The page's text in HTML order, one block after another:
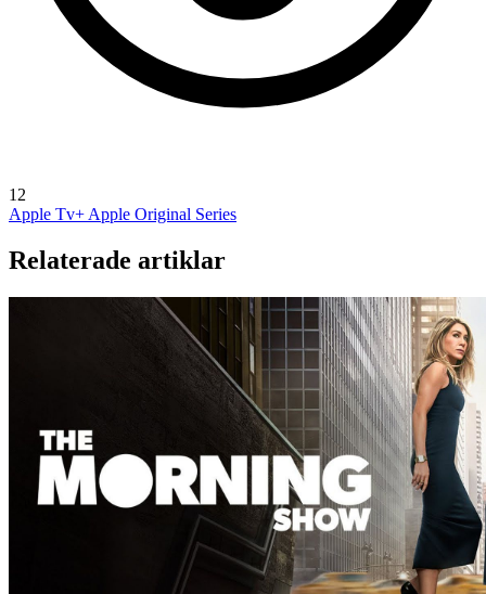
12
Apple Tv+ Apple Original Series
Relaterade artiklar